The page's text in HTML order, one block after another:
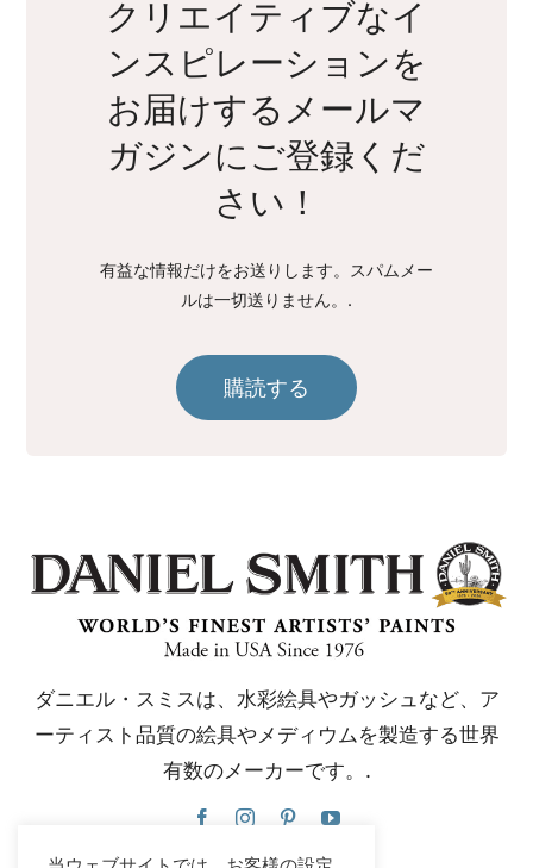
クリエイティブなイ
ンスピレーションを
お届けするメールマ
ガジンにご登録くだ
さい！
有益な情報だけをお送りします。スパムメー
ルは一切送りません。.
購読する
ダニエル・スミスは、水彩絵具やガッシュなど、ア
ーティスト品質の絵具やメディウムを製造する世界
有数のメーカーです。.